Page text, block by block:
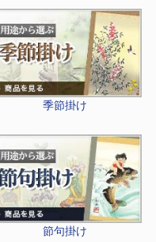
季節掛け
節句掛け